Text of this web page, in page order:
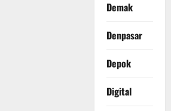
Demak
Denpasar
Depok
Digital